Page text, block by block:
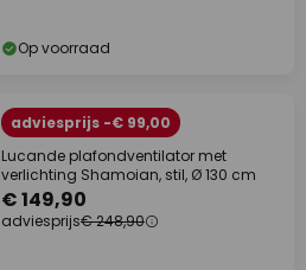
Op voorraad
adviesprijs -€ 99,00
Lucande plafondventilator met
verlichting Shamoian, stil, Ø 130 cm
€ 149,90
adviesprijs€ 248,90